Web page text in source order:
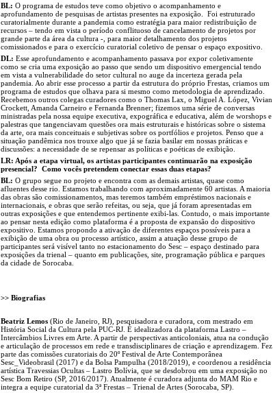
BL: O programa de estudos teve como objetivo o acompanhamento e
aprofundamento de pesquisas de artistas presentes na exposição. Foi estruturado
curatorialmente durante a pandemia como estratégia para maior redistribuição de
recursos – tendo em vista o período conflituoso de cancelamento de projetos por
grande parte da área da cultura -, para maior detalhamento dos projetos
comissionados e para o exercício curatorial coletivo de pensar o espaço expositivo.
DL: Esse aprofundamento e acompanhamento passava por expor coletivamente
como se cria uma exposição ao passo que sendo um dispositivo emergencial tendo
em vista a vulnerabilidade do setor cultural no auge da incerteza gerada pela
pandemia. Ao abrir esse processo a partir da estrutura do próprio Frestas, criamos um
programa de estudos que olhava para si mesmo como metodologia de aprendizado.
Recebemos outros colegas curadores como o Thomas Lax, o Miguel A. López, Vivian
Crockett, Amanda Carneiro e Fernanda Brenner; fizemos uma série de conversas
ministradas pela nossa equipe executiva, expográfica e educativa, além de worshops e
palestras que tangenciavam questões ora mais estruturais e históricas sobre o sistema
da arte, ora mais conceituais e subjetivas sobre os portfólios e projetos. Penso que a
situação pandêmica nos trouxe algo que já se fazia basilar em nossas práticas e
discussões: a necessidade de se repensar as políticas e poéticas de exibição.
LR: Após a etapa virtual, os artistas participantes continuarão na exposição
presencial? Como vocês pretendem conectar essas duas etapas?
BL: O grupo segue no projeto e encontra com as demais artistas, quase como
afluentes desse rio. Estamos trabalhando com aproximadamente 60 artistas. A maioria
das obras são comissionamentos, mas teremos também empréstimos nacionais e
internacionais, e obras que serão refeitas, ou seja, que já foram apresentadas em
outras exposições e que entendemos pertinente exibi-las. Contudo, o mais importante
ao pensar nesta edição como plataforma é a proposta de expansão do dispositivo
expositivo. Estamos propondo a ativação de diferentes espaços possíveis para a
exibição de uma obra ou processo artístico, assim a atuação desse grupo de
participantes será visível tanto no estacionamento do Sesc – espaço destinado para
exposições da trienal – quanto em publicações, site, programação pública e parques
da cidade de Sorocaba.
>> Biografias
Beatriz Lemos (Rio de Janeiro, RJ), pesquisadora e curadora, com mestrado em
História Social da Cultura pela PUC-RJ. É idealizadora da plataforma Lastro –
Intercâmbios Livres em Arte. A partir de perspectivas anticoloniais, atua na condução
e articulação de processos em rede e transdisciplinares de criação e aprendizagem. Fez
parte das comissões curatoriais do 20º Festival de Arte Contemporânea
Sesc_Videobrasil (2017) e da Bolsa Pampulha (2018/2019), e coordenou a residência
artística Travessias Ocultas – Lastro Bolívia, que se desdobrou em uma exposição no
Sesc Bom Retiro (SP, 2016/2017). Atualmente é curadora adjunta do MAM Rio e
integra a equipe curatorial da 3ª Frestas – Trienal de Artes (Sorocaba, SP).